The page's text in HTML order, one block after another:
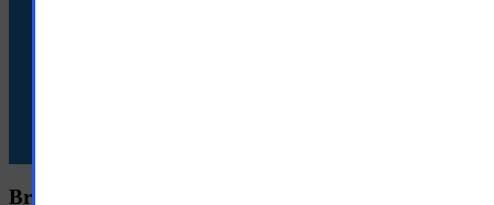
Breaking News